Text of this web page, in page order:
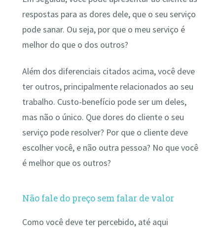
respostas para as dores dele, que o seu serviço
pode sanar. Ou seja, por que o meu serviço é
melhor do que o dos outros?
Além dos diferenciais citados acima, você deve
ter outros, principalmente relacionados ao seu
trabalho. Custo-benefício pode ser um deles,
mas não o único. Que dores do cliente o seu
serviço pode resolver? Por que o cliente deve
escolher você, e não outra pessoa? No que você
é melhor que os outros?
Não fale do preço sem falar de valor
Como você deve ter percebido, até aqui